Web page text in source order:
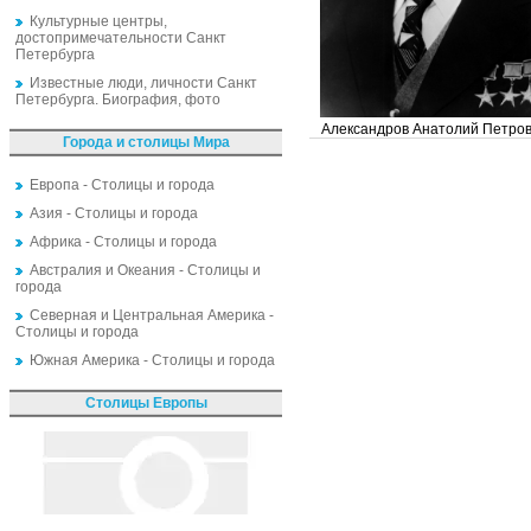
Культурные центры,
достопримечательности Санкт
Петербурга
Известные люди, личности Санкт
Петербурга. Биография, фото
Города и столицы Мира
Европа - Столицы и города
Азия - Столицы и города
Африка - Столицы и города
Австралия и Океания - Столицы и
города
Северная и Центральная Америка -
Столицы и города
Южная Америка - Столицы и города
Столицы Европы
Александров Анатолий